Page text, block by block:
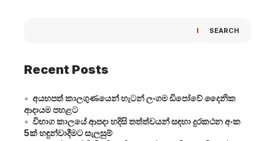
SEARCH
Recent Posts
අයහපත් කාලගුණයෙන් හැටන් ලංගම ඩිපෝවේ දෛනික
ආදායම පහළට
විභාග කාලයේ ආපදා හදිසි තත්ත්වයන් සඳහා දුරකථන අංක
5ක් හඳුන්වාදීමට සැලසුම්